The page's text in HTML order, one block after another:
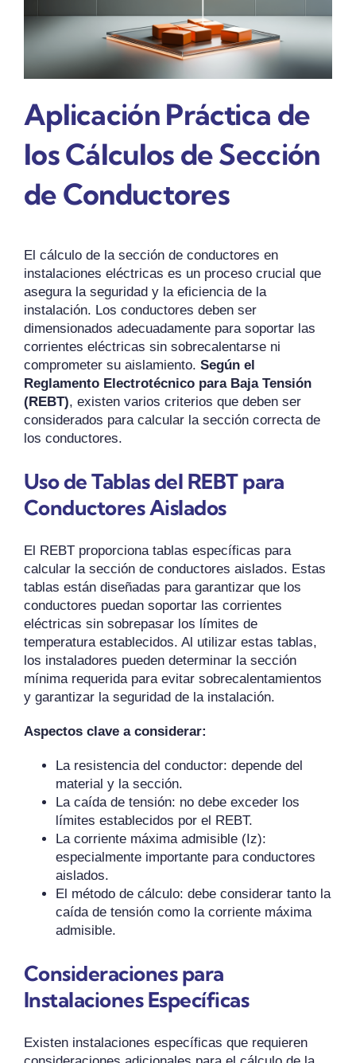
Aplicación Práctica de
los Cálculos de Sección
de Conductores
El cálculo de la sección de conductores en
instalaciones eléctricas es un proceso crucial que
asegura la seguridad y la eficiencia de la
instalación. Los conductores deben ser
dimensionados adecuadamente para soportar las
corrientes eléctricas sin sobrecalentarse ni
comprometer su aislamiento. Según el
Reglamento Electrotécnico para Baja Tensión
(REBT), existen varios criterios que deben ser
considerados para calcular la sección correcta de
los conductores.
Uso de Tablas del REBT para
Conductores Aislados
El REBT proporciona tablas específicas para
calcular la sección de conductores aislados. Estas
tablas están diseñadas para garantizar que los
conductores puedan soportar las corrientes
eléctricas sin sobrepasar los límites de
temperatura establecidos. Al utilizar estas tablas,
los instaladores pueden determinar la sección
mínima requerida para evitar sobrecalentamientos
y garantizar la seguridad de la instalación.
Aspectos clave a considerar:
La resistencia del conductor: depende del
material y la sección.
La caída de tensión: no debe exceder los
límites establecidos por el REBT.
La corriente máxima admisible (Iz):
especialmente importante para conductores
aislados.
El método de cálculo: debe considerar tanto la
caída de tensión como la corriente máxima
admisible.
Consideraciones para
Instalaciones Específicas
Existen instalaciones específicas que requieren